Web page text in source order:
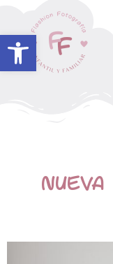
Abrir